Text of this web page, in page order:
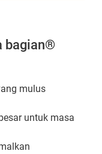
bagian®
mulus
untuk masa